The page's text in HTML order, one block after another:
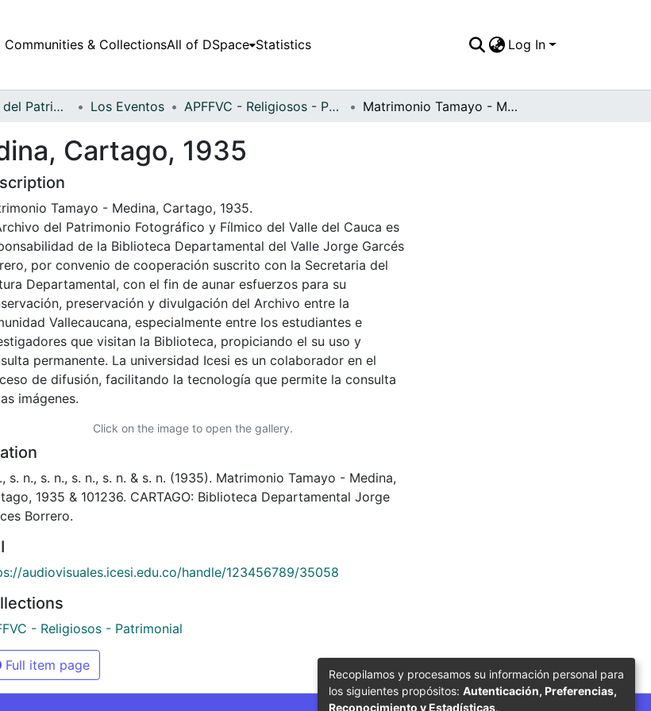
Communities & CollectionsAll of DSpace Statistics Log In
Fondo Archivo del Patrimonio Fotográfico y Fílmico del Valle del Cauca Los Eventos APFFVC - Religiosos - Patrimonial Matrimonio Tamayo - Medina, Cartago, 1935
Cartago, 1935
Tamayo - Medina, Cartago, 1935.
del Patrimonio Fotográfico y Fílmico del Valle del Cauca es
de la Biblioteca Departamental del Valle Jorge Garcés
por convenio de cooperación suscrito con la Secretaria del
Departamental, con el fin de aunar esfuerzos para su
preservación y divulgación del Archivo entre la
Vallecaucana, especialmente entre los estudiantes e
que visitan la Biblioteca, propiciando el su uso y
permanente. La universidad Icesi es un colaborador en el
de difusión, facilitando la tecnología que permite la consulta
imágenes.
Click on the image to open the gallery.
s. n., s. n., s. n., s. n. & s. n. (1935). Matrimonio Tamayo - Medina,
1935 & 101236. CARTAGO: Biblioteca Departamental Jorge
Borrero.
audiovisuales.icesi.edu.co/handle/123456789/35058
- Religiosos - Patrimonial
Full item page
Recopilamos y procesamos su información personal para
los siguientes propósitos: Autenticación, Preferencias,
Reconocimiento y Estadísticas.